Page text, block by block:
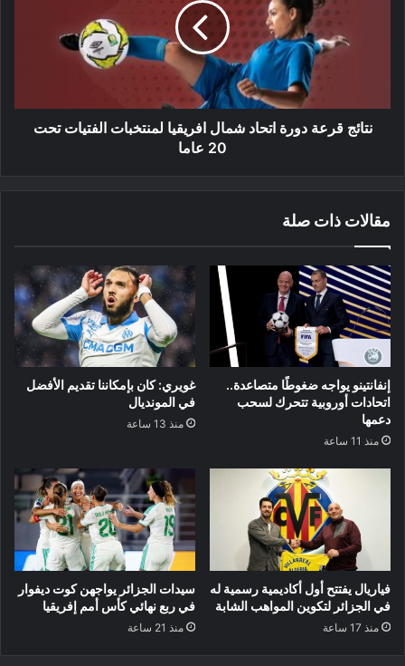
تحت
نتائج قرعة دورة اتحاد شمال افريقيا لمنتخبات الفتيات تحت
20 عاما
مقالات ذات صلة
إنفانتينو يواجه ضغوطًا متصاعدة..
اتحادات أوروبية تتحرك لسحب
دعمها
منذ 11 ساعة
غويري: كان بإمكاننا تقديم الأفضل
في المونديال
منذ 13 ساعة
فياريال يفتتح أول أكاديمية رسمية له
في الجزائر لتكوين المواهب الشابة
منذ 17 ساعة
سيدات الجزائر يواجهن كوت ديفوار
في ربع نهائي كأس أمم إفريقيا
منذ 21 ساعة